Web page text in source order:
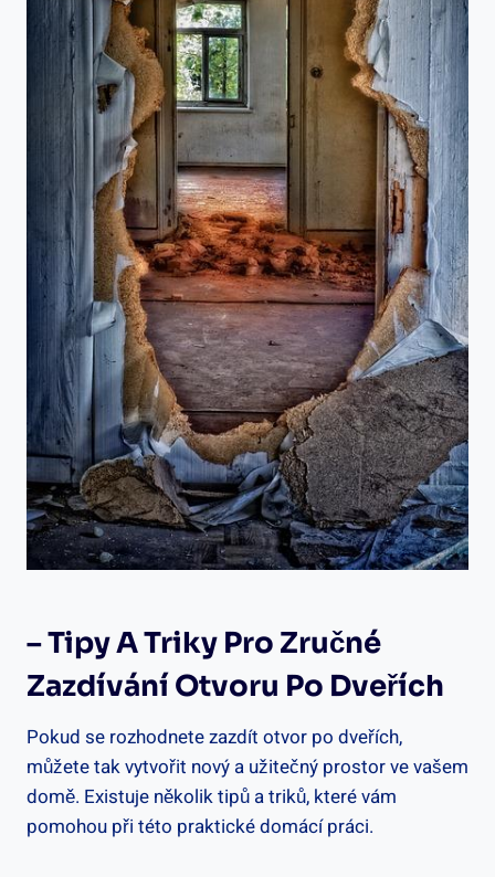
– Tipy A Triky Pro Zručné
‍zazdívání Otvoru Po ⁣dveřích
Pokud se rozhodnete ⁤zazdít ‍otvor po​ dveřích,
můžete⁤ tak vytvořit nový a ​užitečný prostor ve vašem‌
domě. Existuje několik tipů a triků, které vám
pomohou při⁢ této ⁢praktické domácí ‍práci.